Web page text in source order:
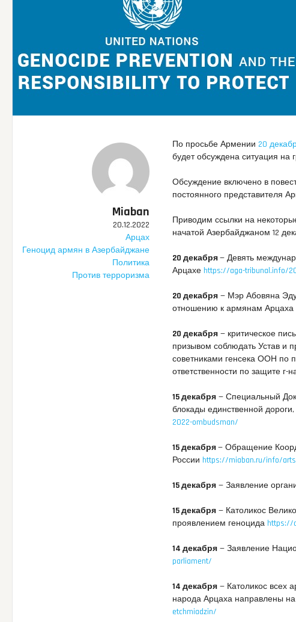
Miaban
20.12.2022
Арцах
Геноцид армян в Азербайджане
Политика
Против терроризма
По просьбе Армении 20
будет обсуждена ситуация
Обсуждение включено в
постоянного представителя
Приводим ссылки на
начатой Азербайджаном 12
20 декабря— Девять
Арцахе https://aga-tribunal.info/
20 декабря — Мэр Абовяна
отношению к армянам Арцаха
20 декабря — критическое
призывом соблюдать Устав
советниками генсека ООН по
ответственности по защите
15 декабря — Специальный
блокады единственной
2022-ombudsman/
15 декабря— Обращение
России https://miaban.ru/info/
15 декабря — Заявление
15 декабря — Католикос
проявлением геноцида https://
14 декабря — Заявление
parliament/
14 декабря — Католикос всех
народа Арцаха направлены на
etchmiadzin/